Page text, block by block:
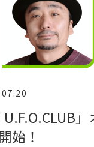
U.F.O.CLUB
始！